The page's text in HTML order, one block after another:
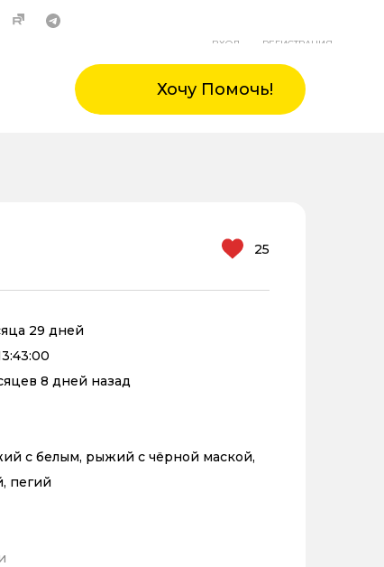
ВХОД РЕГИСТРАЦИЯ
Хочу Помочь!
25
29 дней
8 дней назад
с белым, рыжий с чёрной маской,
пегий